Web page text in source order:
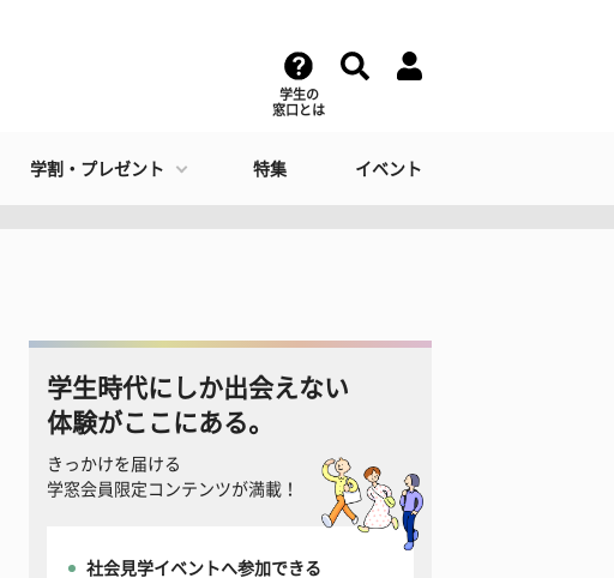
学生の
窓口とは
学割・プレゼント 特集 イベント
学生時代にしか出会えない
体験がここにある。
きっかけを届ける
学窓会員限定コンテンツが満載！
社会見学イベントへ参加できる